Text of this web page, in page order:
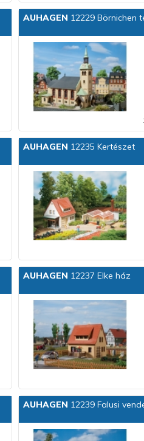
AUHAGEN 12229 Börnichen
AUHAGEN 12235 Kertészet
AUHAGEN 12237 Elke ház
AUHAGEN 12239 Falusi